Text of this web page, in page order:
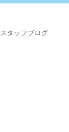
スタッフブログ